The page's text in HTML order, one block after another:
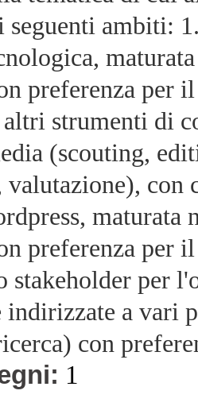
seguenti ambiti:
preferenza per
strumenti di
(scouting,
con
preferenza per
stakeholder per
indirizzate a vari
con
1